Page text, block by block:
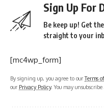
Sign Up For
Be keep up! Get
straight to your
[mc4wp_form]
By signing up, you agree to ourTerms
our Privacy Policy. You may